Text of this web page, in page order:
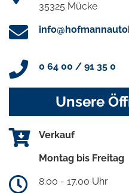
35325 Mücke
0 64 00 / 91 35 0
Unsere
Verkauf
Montag bis Freitag
8.00 - 17.00 Uhr